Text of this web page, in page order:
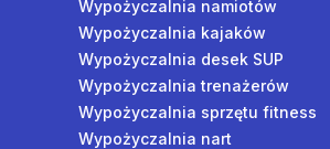
Wypożyczalnia namiotów
Wypożyczalnia kajaków
Wypożyczalnia desek SUP
Wypożyczalnia trenażerów
Wypożyczalnia sprzętu fitness
Wypożyczalnia nart